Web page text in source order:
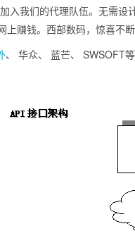
入我们的代理队伍。无需
上赚钱。西部数码，惊喜不
、 华众、 蓝芒、 SWSOFT